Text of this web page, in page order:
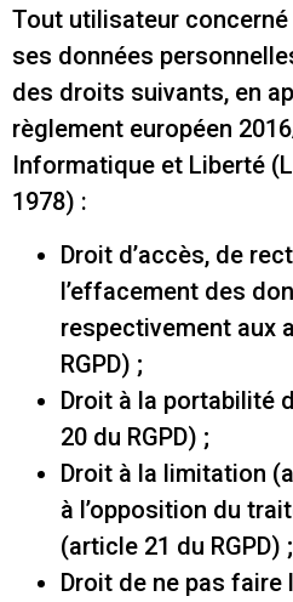
Tout utilisateur
ses données
des droits suivants, en
règlement européen
Informatique et Liberté
1978) :
Droit d’accès, de
l’effacement des
respectivement aux
RGPD) ;
Droit à la portabilité
20 du RGPD) ;
Droit à la limitation
à l’opposition du
(article 21 du RGPD) ;
Droit de ne pas faire